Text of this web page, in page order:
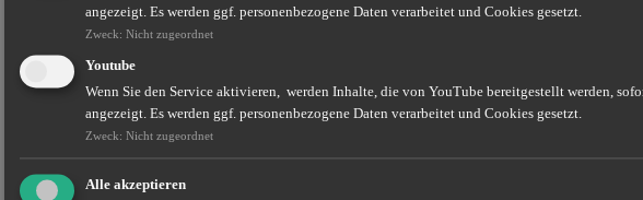
angezeigt. Es werden ggf. personenbezogene Daten verarbeitet und Cookies gesetzt.
Zweck: Nicht zugeordnet
Youtube
Wenn Sie den Service aktivieren, werden Inhalte, die von YouTube bereitgestellt werden,
angezeigt. Es werden ggf. personenbezogene Daten verarbeitet und Cookies gesetzt.
Zweck: Nicht zugeordnet
Alle akzeptieren